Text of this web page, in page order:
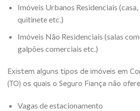
Imóveis Urbanos Residenciais
quitinete etc.)
Imóveis Não Residenciais (salas
galpões comerciais etc.)
Existem alguns tipos de imóveis em
(TO) os quais o Seguro Fiança não
Vagas de estacionamento